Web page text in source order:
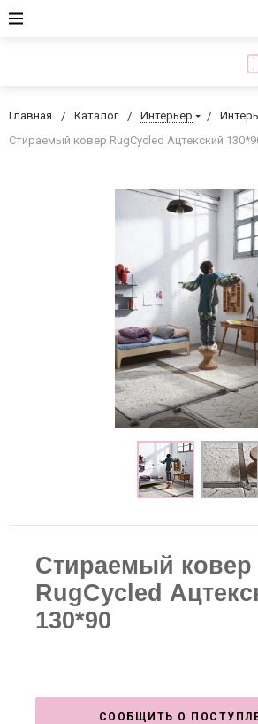
Главная Каталог Интерьер
Стираемый ковер RugCycled Ацтекский
Стираемый ковер
RugCycled
130*90
СООБЩИТЬ О